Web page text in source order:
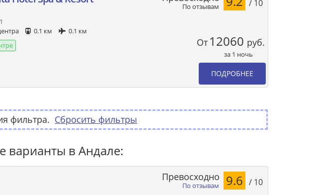
0.1 км
0.1 км
По отзывам / 10
От 12060 руб.
за 1 ночь
ПОДРОБНЕЕ
фильтра. Сбросить фильтры
варианты в Андале:
По отзывам
Превосходно 9.6 / 10